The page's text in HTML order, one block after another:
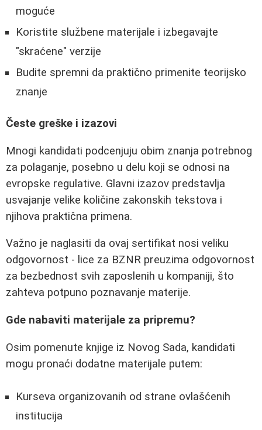
moguće
Koristite službene materijale i izbegavajte
"skraćene" verzije
Budite spremni da praktično primenite teorijsko
znanje
Česte greške i izazovi
Mnogi kandidati podcenjuju obim znanja potrebnog
za polaganje, posebno u delu koji se odnosi na
evropske regulative. Glavni izazov predstavlja
usvajanje velike količine zakonskih tekstova i
njihova praktična primena.
Važno je naglasiti da ovaj sertifikat nosi veliku
odgovornost - lice za BZNR preuzima odgovornost
za bezbednost svih zaposlenih u kompaniji, što
zahteva potpuno poznavanje materije.
Gde nabaviti materijale za pripremu?
Osim pomenute knjige iz Novog Sada, kandidati
mogu pronaći dodatne materijale putem:
Kurseva organizovanih od strane ovlašćenih
institucija